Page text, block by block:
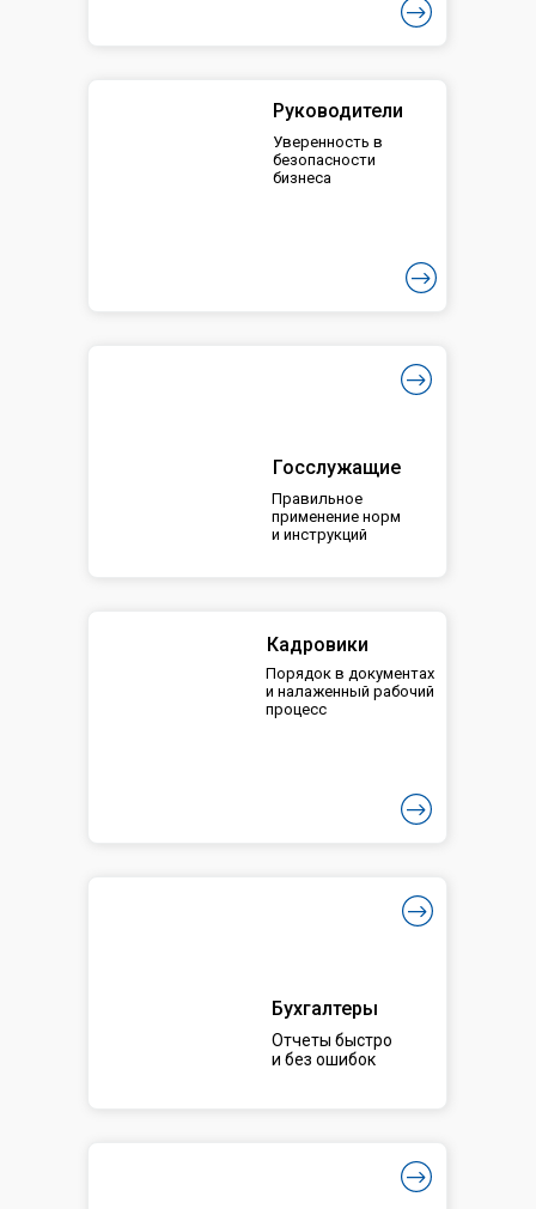
Госслужащие
Правильное
применение норм
и инструкций
Руководители
Уверенность в
безопасности
бизнеса
Бухгалтеры
Отчеты быстро
и без ошибок
Кадровики
Порядок в документах
и налаженный рабочий
процесс